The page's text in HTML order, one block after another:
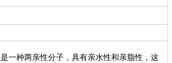
一种两亲性分子，具有亲水性和亲脂性，这